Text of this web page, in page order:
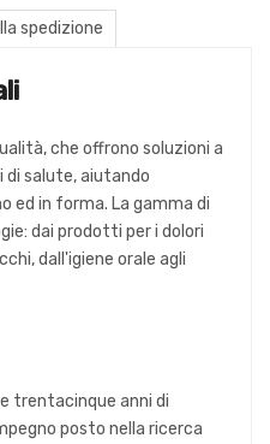
spedizione
che offrono soluzioni a
di salute, aiutando
ed in forma. La gamma di
dai prodotti per i dolori
dall'igiene orale agli
trentacinque anni di
posto nella ricerca